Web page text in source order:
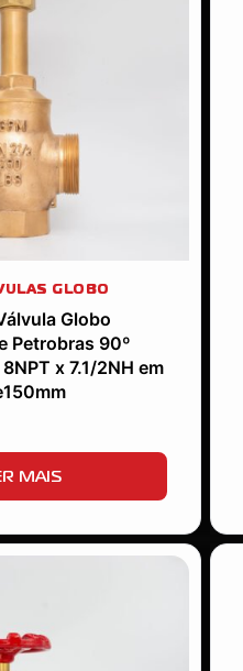
GLOBO
Globo
Petrobras 90º
x 7.1/2NH em
MAIS